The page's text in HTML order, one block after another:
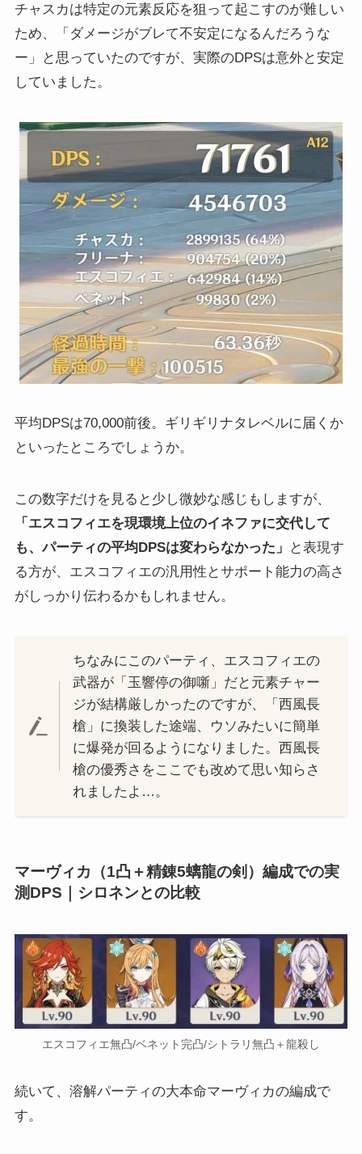
チャスカは特定の元素反応を狙って起こすのが難しい
ため、「ダメージがブレて不安定になるんだろうな
ー」と思っていたのですが、実際のDPSは意外と安定
していました。
平均DPSは70,000前後。ギリギリナタレベルに届くか
といったところでしょうか。
この数字だけを見ると少し微妙な感じもしますが、
「エスコフィエを現環境上位のイネファに交代して
も、パーティの平均DPSは変わらなかった」
と表現す
る方が、エスコフィエの汎用性とサポート能力の高さ
がしっかり伝わるかもしれません。
ちなみにこのパーティ、エスコフィエの
武器が「玉響停の御噺」だと元素チャー
ジが結構厳しかったのですが、「西風長
槍」に換装した途端、ウソみたいに簡単
に爆発が回るようになりました。西風長
槍の優秀さをここでも改めて思い知らさ
れましたよ…。
マーヴィカ（1凸＋精錬5螭龍の剣）編成での実
測DPS｜シロネンとの比較
エスコフィエ無凸/ベネット完凸/シトラリ無凸＋龍殺し
続いて、溶解パーティの大本命マーヴィカの編成で
す。